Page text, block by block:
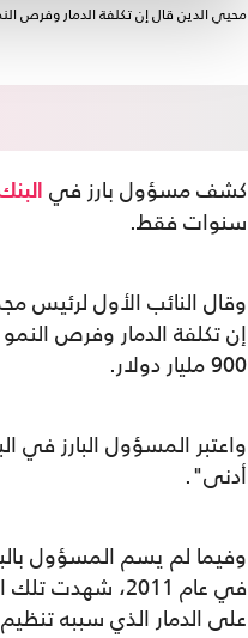
محيي الدين قال إن تكلفة الدمار وفرص النمو الضائعة في
كشف مسؤول بارز في
سنوات فقط.
وقال النائب الأول لرئيس
900 مليار دولار.
واعتبر المسؤول البارز في
أدنى".
وفيما لم يسم المسؤول
في عام 2011،
على الدمار الذي سببه